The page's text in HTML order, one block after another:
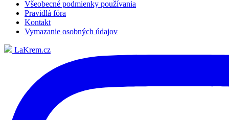
Všeobecné podmienky používania
Pravidlá fóra
Kontakt
Vymazanie osobných údajov
LaKrem.cz